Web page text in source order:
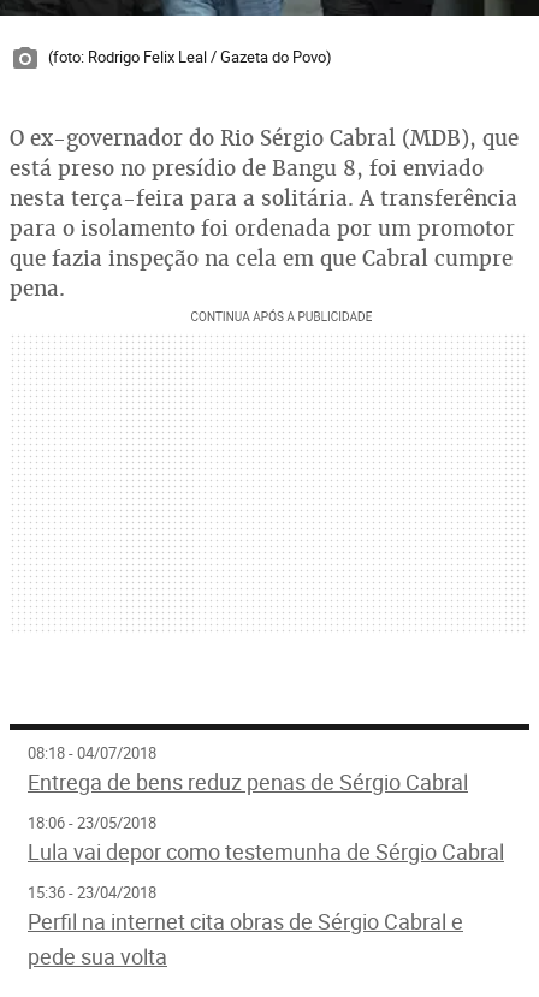
(foto: Rodrigo Felix Leal / Gazeta do Povo)
O ex-governador do Rio Sérgio Cabral (MDB), que
está preso no presídio de Bangu 8, foi enviado
nesta terça-feira para a solitária. A transferência
para o isolamento foi ordenada por um promotor
que fazia inspeção na cela em que Cabral cumpre
pena.
08:18 - 04/07/2018
Entrega de bens reduz penas de Sérgio Cabral
18:06 - 23/05/2018
Lula vai depor como testemunha de Sérgio Cabral
15:36 - 23/04/2018
Perfil na internet cita obras de Sérgio Cabral e
pede sua volta